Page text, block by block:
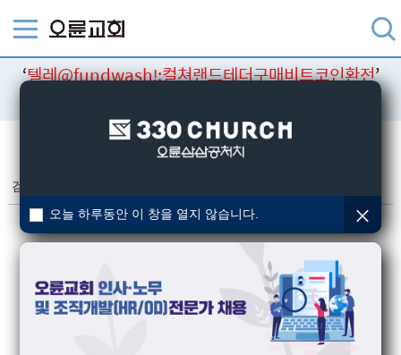
‘텔레@fundwashǃ:컬쳐랜드테더구매비트코인환전’
검색결과
오늘 하루동안 이 창을 열지 않습니다.